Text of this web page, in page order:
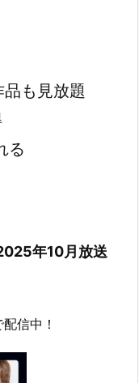
も見放題
る
年10月放送
信中！